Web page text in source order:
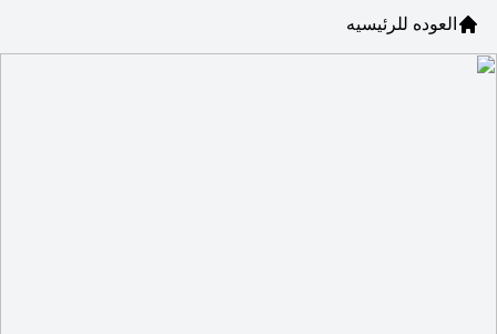
العوده للرئيسيه